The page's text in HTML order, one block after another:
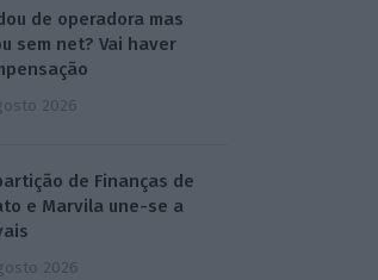
de operadora mas
sem net? Vai haver
2026
de Finanças de
e Marvila une-se a
2026